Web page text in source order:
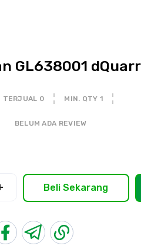
GL638001
TERJUAL 0 MIN. QTY 1
BELUM ADA REVIEW
Beli Sekarang